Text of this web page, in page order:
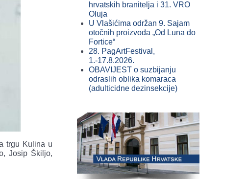
trgu Kulina u
Josip Škiljo,
hrvatskih branitelja i 31. VRO
Oluja
U Vlašićima održan 9. Sajam
otočnih proizvoda „Od Luna do
Fortice“
28. PagArtFestival,
1.-17.8.2026.
OBAVIJEST o suzbijanju
odraslih oblika komaraca
(adulticidne dezinsekcije)